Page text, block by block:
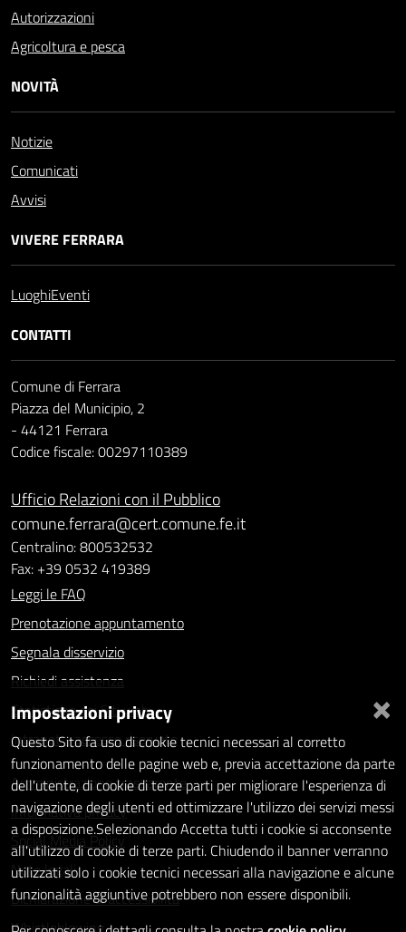
Autorizzazioni
Agricoltura e pesca
NOVITÀ
Notizie
Comunicati
Avvisi
VIVERE FERRARA
LuoghiEventi
CONTATTI
Comune di Ferrara
Piazza del Municipio, 2
- 44121 Ferrara
Codice fiscale: 00297110389
Ufficio Relazioni con il Pubblico
comune.ferrara@cert.comune.fe.it
Centralino: 800532532
Fax: +39 0532 419389
Leggi le FAQ
Prenotazione appuntamento
Segnala disservizio
Richiedi assistenza
Statistiche dei Siti web
Intranet - accesso riservato
Amministrazione trasparente
Informativa privacy
Social Media Policy
Note legali
Dichiarazione di accessibilità
Whistleblowing
×
Impostazioni privacy
Questo Sito fa uso di cookie tecnici necessari al corretto
funzionamento delle pagine web e, previa accettazione da parte
dell'utente, di cookie di terze parti per migliorare l'esperienza di
navigazione degli utenti ed ottimizzare l'utilizzo dei servizi messi
a disposizione.Selezionando Accetta tutti i cookie si acconsente
all'utilizzo di cookie di terze parti. Chiudendo il banner verranno
utilizzati solo i cookie tecnici necessari alla navigazione e alcune
funzionalità aggiuntive potrebbero non essere disponibili.